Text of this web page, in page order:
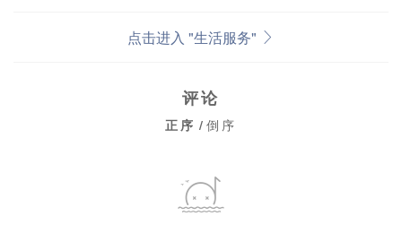
点击进入 "生活服务"
评论
正序 / 倒序